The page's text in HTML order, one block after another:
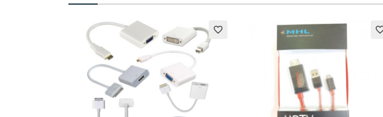
favorite_border
Nome lista dei desideri